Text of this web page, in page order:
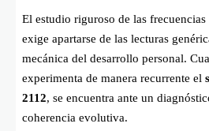
El estudio riguroso de las
exige apartarse de las lecturas
mecánica del desarrollo personal.
experimenta de manera recurrente el
2112, se encuentra ante un
coherencia evolutiva.